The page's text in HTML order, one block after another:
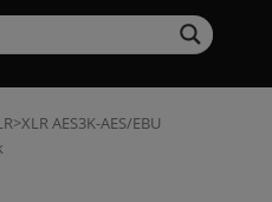
AES3K-AES/EBU